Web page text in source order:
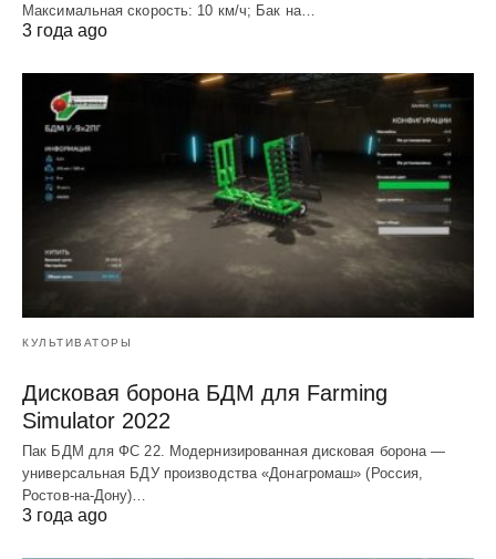
Макcимальная cкороcть: 10 км/ч; Бак на…
3 года ago
КУЛЬТИВАТОРЫ
Дисковая борона БДМ для Farming
Simulator 2022
Пак БДМ для ФС 22. Модернизированная дисковая борона —
универсальная БДУ производства «Донагромаш» (Россия,
Ростов-на-Дону)…
3 года ago